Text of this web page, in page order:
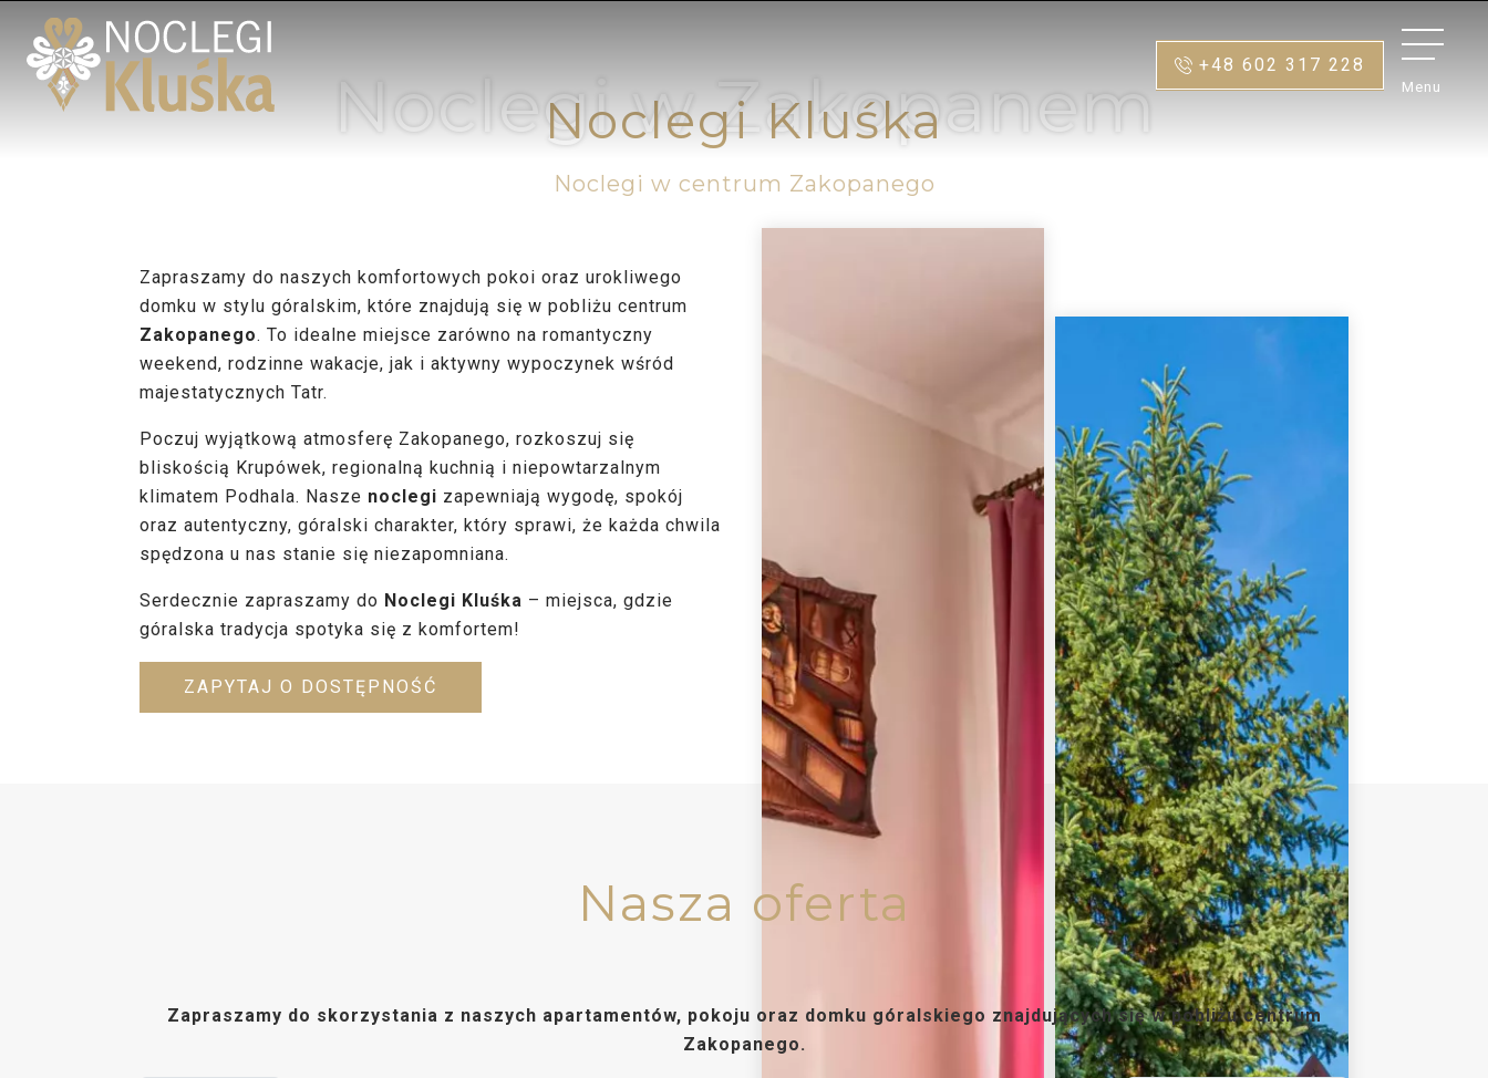
+48 602 317 228
Menu
Noclegi w Zakopanem
Noclegi Kluśka
Noclegi w centrum Zakopanego
Zapraszamy do naszych komfortowych pokoi oraz urokliwego
domku w stylu góralskim, które znajdują się w pobliżu centrum
Zakopanego. To idealne miejsce zarówno na romantyczny
weekend, rodzinne wakacje, jak i aktywny wypoczynek wśród
majestatycznych Tatr.
Poczuj wyjątkową atmosferę Zakopanego, rozkoszuj się
bliskością Krupówek, regionalną kuchnią i niepowtarzalnym
klimatem Podhala. Nasze noclegi zapewniają wygodę, spokój
oraz autentyczny, góralski charakter, który sprawi, że każda chwila
spędzona u nas stanie się niezapomniana.
Serdecznie zapraszamy do Noclegi Kluśka – miejsca, gdzie
góralska tradycja spotyka się z komfortem!
ZAPYTAJ O DOSTĘPNOŚĆ
Nasza oferta
Zapraszamy do skorzystania z naszych apartamentów, pokoju oraz domku góralskiego znajdujących się w pobliżu centrum
Zakopanego.